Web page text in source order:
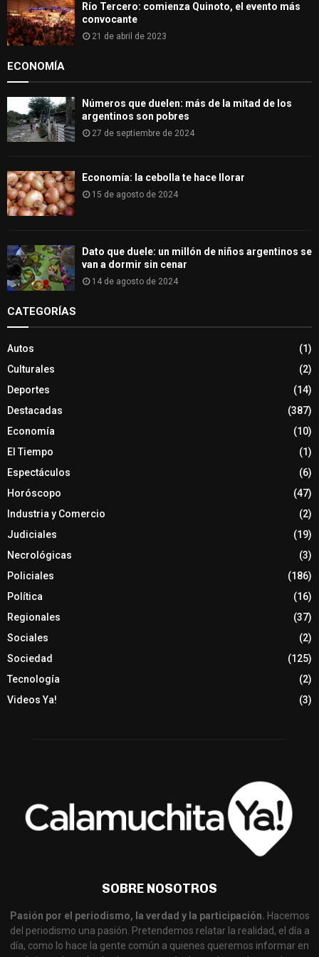
Río Tercero: comienza Quinoto, el evento más
convocante
21 de abril de 2023
ECONOMÍA
Números que duelen: más de la mitad de los
argentinos son pobres
27 de septiembre de 2024
Economía: la cebolla te hace llorar
15 de agosto de 2024
Dato que duele: un millón de niños argentinos se
van a dormir sin cenar
14 de agosto de 2024
CATEGORÍAS
Autos
(1)
Culturales
(2)
Deportes
(14)
Destacadas
(387)
Economía
(10)
El Tiempo
(1)
Espectáculos
(6)
Horóscopo
(47)
Industria y Comercio
(2)
Judiciales
(19)
Necrológicas
(3)
Policiales
(186)
Política
(16)
Regionales
(37)
Sociales
(2)
Sociedad
(125)
Tecnología
(2)
Videos Ya!
(3)
SOBRE NOSOTROS
Pasión por el periodismo, la verdad y la participación. Hacemos
del periodismo una pasión. Pretendemos relatar la realidad, el día a
día, como lo hace la gente común a quienes queremos informar en